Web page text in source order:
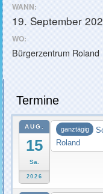
WANN:
19. September
WO:
Bürgerzentrum Roland
Termine
AUG.
15
Sa.
2026
ganztägig
Roland